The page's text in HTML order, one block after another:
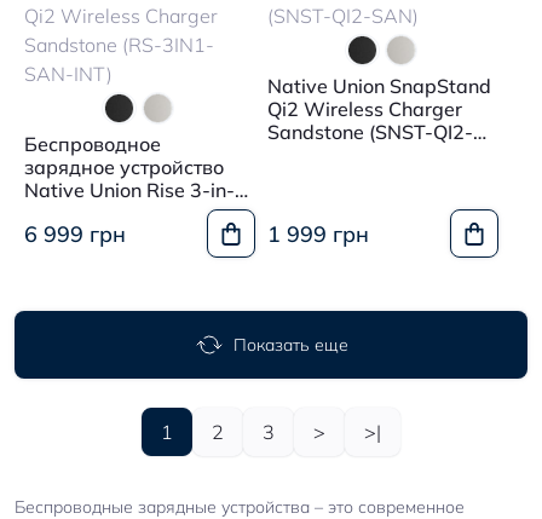
Беспроводное
зарядное устройство
Native Union Rise 3-in-1
Qi2 Wireless Charger
Sandstone (RS-3IN1-
6 999 грн
Native Union SnapStand
Qi2 Wireless Charger
Sandstone (SNST-QI2-
1 999 грн
Показать еще
1 2 3 > >|
Беспроводные зарядные устройства – это современное